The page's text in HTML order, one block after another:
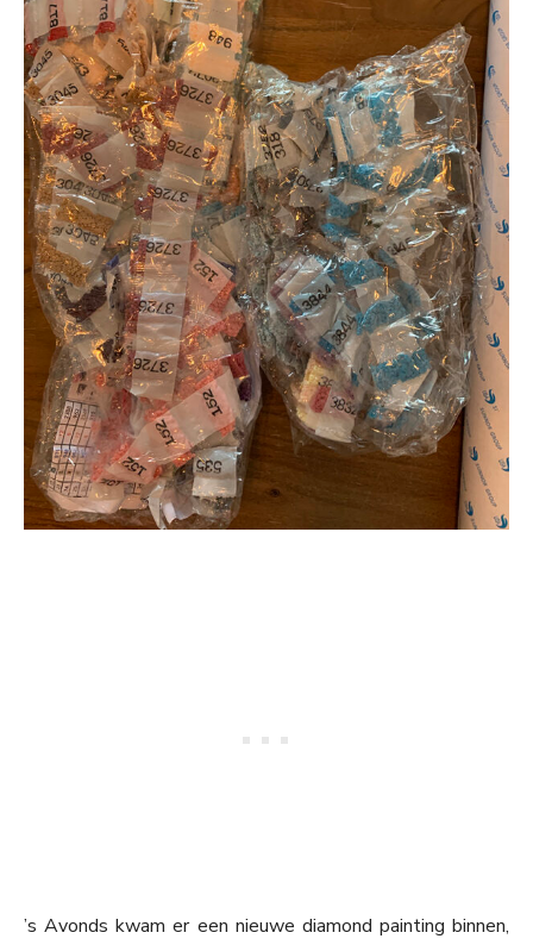
’s Avonds kwam er een nieuwe diamond painting binnen,